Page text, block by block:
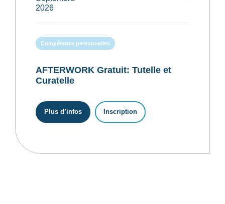
2026
Compétence personnelles
AFTERWORK Gratuit: Tutelle et
Curatelle
Plus d’infos Inscription